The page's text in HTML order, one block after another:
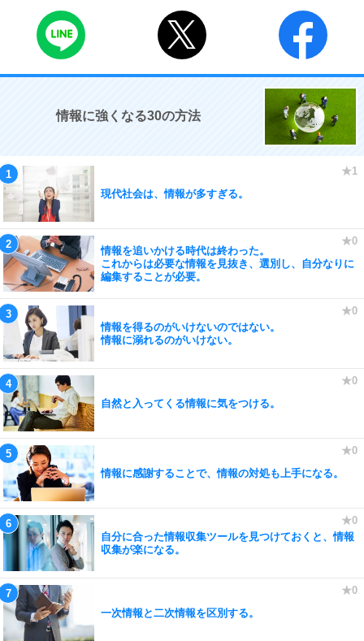
情報に強くなる30の方法
現代社会は、情報が多すぎる。
情報を追いかける時代は終わった。
これからは必要な情報を見抜き、選別し、自分なりに
編集することが必要。
情報を得るのがいけないのではない。
情報に溺れるのがいけない。
自然と入ってくる情報に気をつける。
情報に感謝することで、情報の対処も上手になる。
自分に合った情報収集ツールを見つけておくと、情報
収集が楽になる。
一次情報と二次情報を区別する。